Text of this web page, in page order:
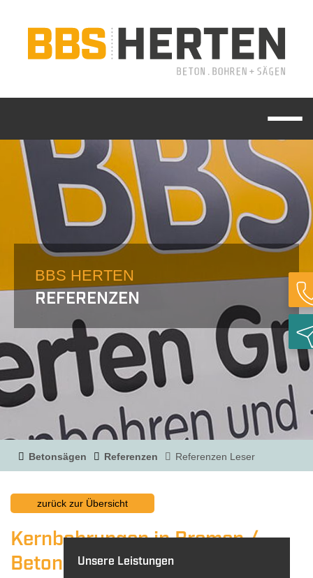
BBS HERTEN
REFERENZEN
Betonsägen Referenzen Referenzen Leser
zurück zur Übersicht
Kernbohrungen in Bremen /
BetonbunkerUnsere Leistungen